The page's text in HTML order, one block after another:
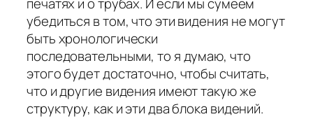
печатях и о трубах. И если мы сумеем
убедиться в том, что эти видения не могут
быть хронологически
последовательными, то я думаю, что
этого будет достаточно, чтобы считать,
что и другие видения имеют такую же
структуру, как и эти два блока видений.